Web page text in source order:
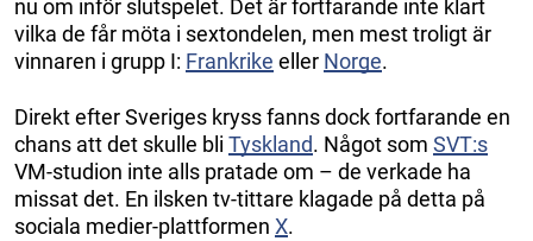
nu om inför slutspelet. Det är fortfarande inte klart
vilka de får möta i sextondelen, men mest troligt är
vinnaren i grupp I: Frankrike eller Norge.
Direkt efter Sveriges kryss fanns dock fortfarande en
chans att det skulle bli Tyskland. Något som SVT:s
VM-studion inte alls pratade om – de verkade ha
missat det. En ilsken tv-tittare klagade på detta på
sociala medier-plattformen X.